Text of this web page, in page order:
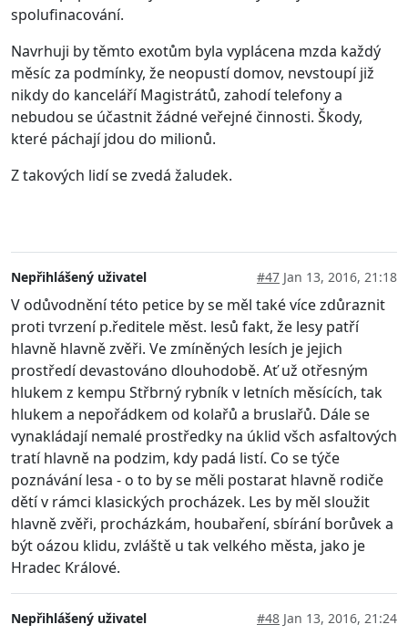
spolufinacování.
Navrhuji by těmto exotům byla vyplácena mzda každý
měsíc za podmínky, že neopustí domov, nevstoupí již
nikdy do kanceláří Magistrátů, zahodí telefony a
nebudou se účastnit žádné veřejné činnosti. Škody,
které páchají jdou do milionů.
Z takových lidí se zvedá žaludek.
Nepřihlášený uživatel #47 Jan 13, 2016, 21:18
V odůvodnění této petice by se měl také více zdůraznit
proti tvrzení p.ředitele měst. lesů fakt, že lesy patří
hlavně hlavně zvěři. Ve zmíněných lesích je jejich
prostředí devastováno dlouhodobě. Ať už otřesným
hlukem z kempu Střbrný rybník v letních měsících, tak
hlukem a nepořádkem od kolařů a bruslařů. Dále se
vynakládají nemalé prostředky na úklid všch asfaltových
tratí hlavně na podzim, kdy padá listí. Co se týče
poznávání lesa - o to by se měli postarat hlavně rodiče
dětí v rámci klasických procházek. Les by měl sloužit
hlavně zvěři, procházkám, houbaření, sbírání borůvek a
být oázou klidu, zvláště u tak velkého města, jako je
Hradec Králové.
Nepřihlášený uživatel #48 Jan 13, 2016, 21:24